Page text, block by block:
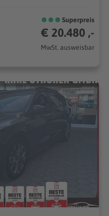
Superpreis
€ 20.480 ,-
MwSt. ausweisbar